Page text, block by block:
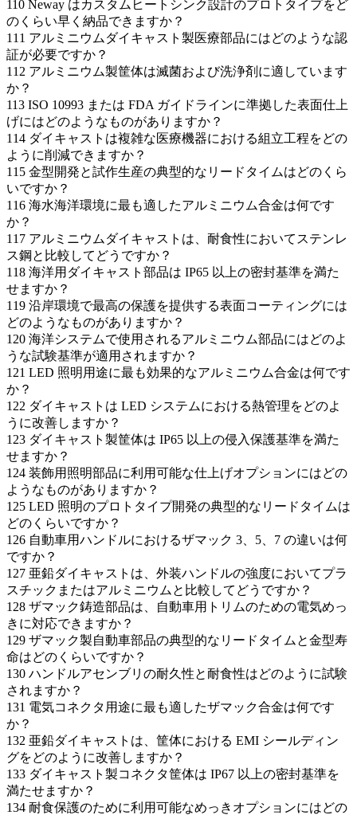
110 Neway はカスタムヒートシンク設計のプロトタイプをど
のくらい早く納品できますか？
111 アルミニウムダイキャスト製医療部品にはどのような認
証が必要ですか？
112 アルミニウム製筐体は滅菌および洗浄剤に適しています
か？
113 ISO 10993 または FDA ガイドラインに準拠した表面仕上
げにはどのようなものがありますか？
114 ダイキャストは複雑な医療機器における組立工程をどの
ように削減できますか？
115 金型開発と試作生産の典型的なリードタイムはどのくら
いですか？
116 海水海洋環境に最も適したアルミニウム合金は何です
か？
117 アルミニウムダイキャストは、耐食性においてステンレ
ス鋼と比較してどうですか？
118 海洋用ダイキャスト部品は IP65 以上の密封基準を満た
せますか？
119 沿岸環境で最高の保護を提供する表面コーティングには
どのようなものがありますか？
120 海洋システムで使用されるアルミニウム部品にはどのよ
うな試験基準が適用されますか？
121 LED 照明用途に最も効果的なアルミニウム合金は何です
か？
122 ダイキャストは LED システムにおける熱管理をどのよ
うに改善しますか？
123 ダイキャスト製筐体は IP65 以上の侵入保護基準を満た
せますか？
124 装飾用照明部品に利用可能な仕上げオプションにはどの
ようなものがありますか？
125 LED 照明のプロトタイプ開発の典型的なリードタイムは
どのくらいですか？
126 自動車用ハンドルにおけるザマック 3、5、7 の違いは何
ですか？
127 亜鉛ダイキャストは、外装ハンドルの強度においてプラ
スチックまたはアルミニウムと比較してどうですか？
128 ザマック鋳造部品は、自動車用トリムのための電気めっ
きに対応できますか？
129 ザマック製自動車部品の典型的なリードタイムと金型寿
命はどのくらいですか？
130 ハンドルアセンブリの耐久性と耐食性はどのように試験
されますか？
131 電気コネクタ用途に最も適したザマック合金は何です
か？
132 亜鉛ダイキャストは、筐体における EMI シールディン
グをどのように改善しますか？
133 ダイキャスト製コネクタ筐体は IP67 以上の密封基準を
満たせますか？
134 耐食保護のために利用可能なめっきオプションにはどの